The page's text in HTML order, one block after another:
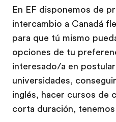
En EF disponemos de
intercambio a Canadá
para que tú mismo
opciones de tu
interesado/a en
universidades,
inglés, hacer cursos de
corta duración,